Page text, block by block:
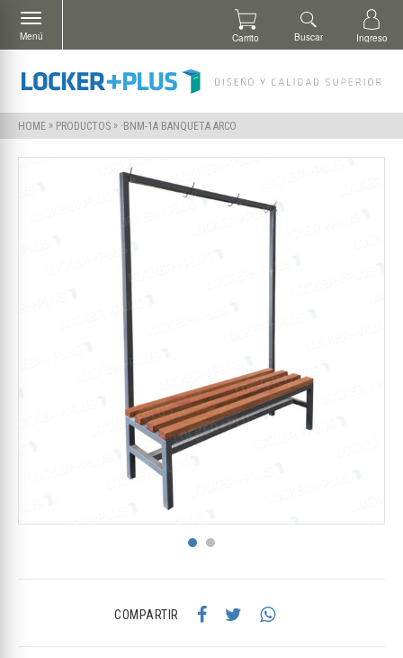
HOME » PRODUCTOS » ·BNM-1A BANQUETA ARCO
COMPARTIR
Menú Carrito Buscar Ingreso